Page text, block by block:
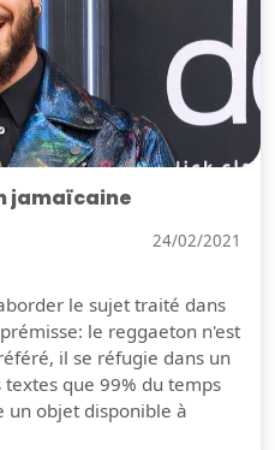
jamaïcaine
24/02/2021
le sujet traité dans
le reggaeton n'est
il se réfugie dans un
que 99% du temps
un objet disponible à